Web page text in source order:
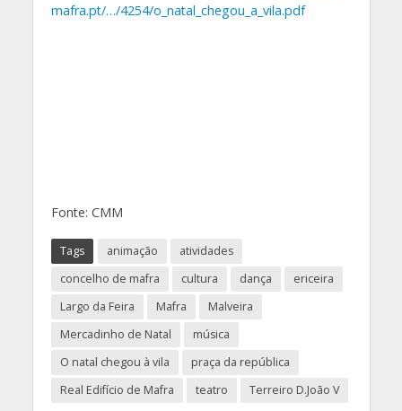
mafra.pt/…/4254/o_natal_chegou_a_vila.pdf
Fonte: CMM
Tags animação
atividades
concelho de mafra
cultura dança
ericeira
Largo da Feira
Mafra
Malveira
Mercadinho de Natal
música
O natal chegou à vila
praça da república
Real Edifício de Mafra
teatro Terreiro D.João V